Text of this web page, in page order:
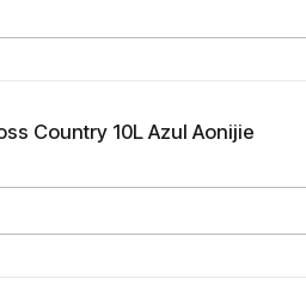
Country 10L Azul Aonijie